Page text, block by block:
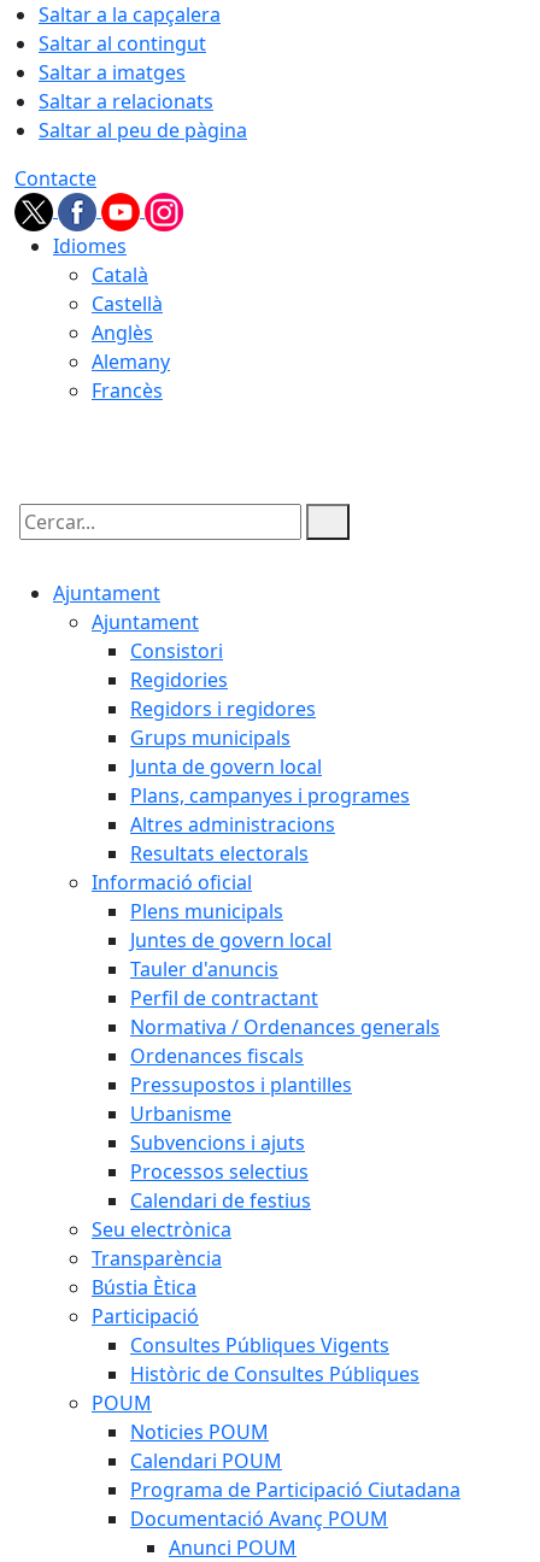
Saltar a la capçalera
Saltar al contingut
Saltar a imatges
Saltar a relacionats
Saltar al peu de pàgina
Contacte
Idiomes
Català
Castellà
Anglès
Alemany
Francès
Cercar:
Ajuntament
Ajuntament
Consistori
Regidories
Regidors i regidores
Grups municipals
Junta de govern local
Plans, campanyes i programes
Altres administracions
Resultats electorals
Informació oficial
Plens municipals
Juntes de govern local
Tauler d'anuncis
Perfil de contractant
Normativa / Ordenances generals
Ordenances fiscals
Pressupostos i plantilles
Urbanisme
Subvencions i ajuts
Processos selectius
Calendari de festius
Seu electrònica
Transparència
Bústia Ètica
Participació
Consultes Públiques Vigents
Històric de Consultes Públiques
POUM
Noticies POUM
Calendari POUM
Programa de Participació Ciutadana
Documentació Avanç POUM
Anunci POUM